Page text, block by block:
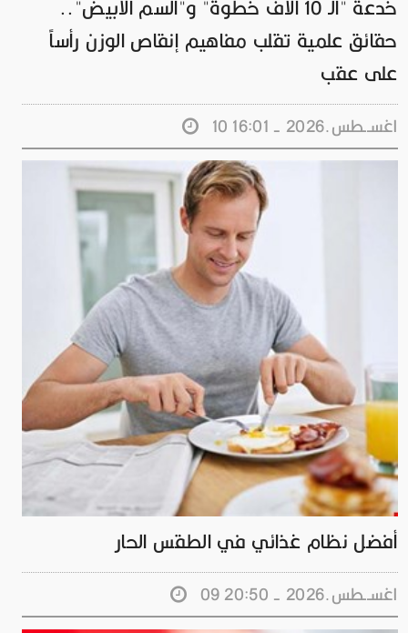
خدعة "الـ 10 آلاف خطوة" و"السم الأبيض"..
حقائق علمية تقلب مفاهيم إنقاص الوزن رأساً
على عقب
10 اغســطس.2026 - 16:01
أفضل نظام غذائي في الطقس الحار
09 اغســطس.2026 - 20:50